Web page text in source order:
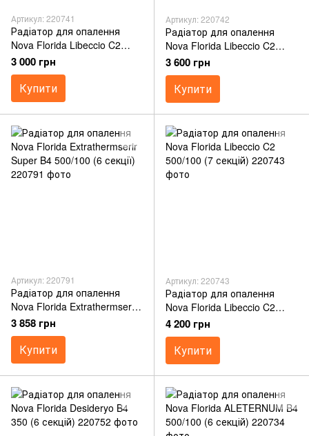
Артикул: 220741
Радіатор для опалення
Nova Florida Libeccio C2
500/100 (5 секцій)
3 000 грн
Купити
Артикул: 220742
Радіатор для опалення
Nova Florida Libeccio C2
500/100 (6 секцій)
3 600 грн
Купити
Артикул: 220791
Радіатор для опалення
Nova Florida Extrathermserir
Super B4 500/100 (6 секції)
3 858 грн
Купити
Артикул: 220743
Радіатор для опалення
Nova Florida Libeccio C2
500/100 (7 секцій)
4 200 грн
Купити